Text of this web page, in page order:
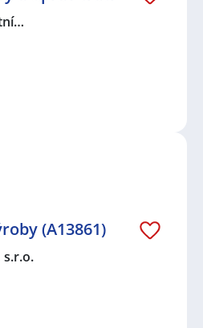
(A13861)
s.r.o.